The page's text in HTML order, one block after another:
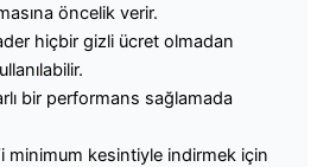
öncelik verir.
hiçbir gizli ücret olmadan
bir performans sağlamada
minimum kesintiyle indirmek için